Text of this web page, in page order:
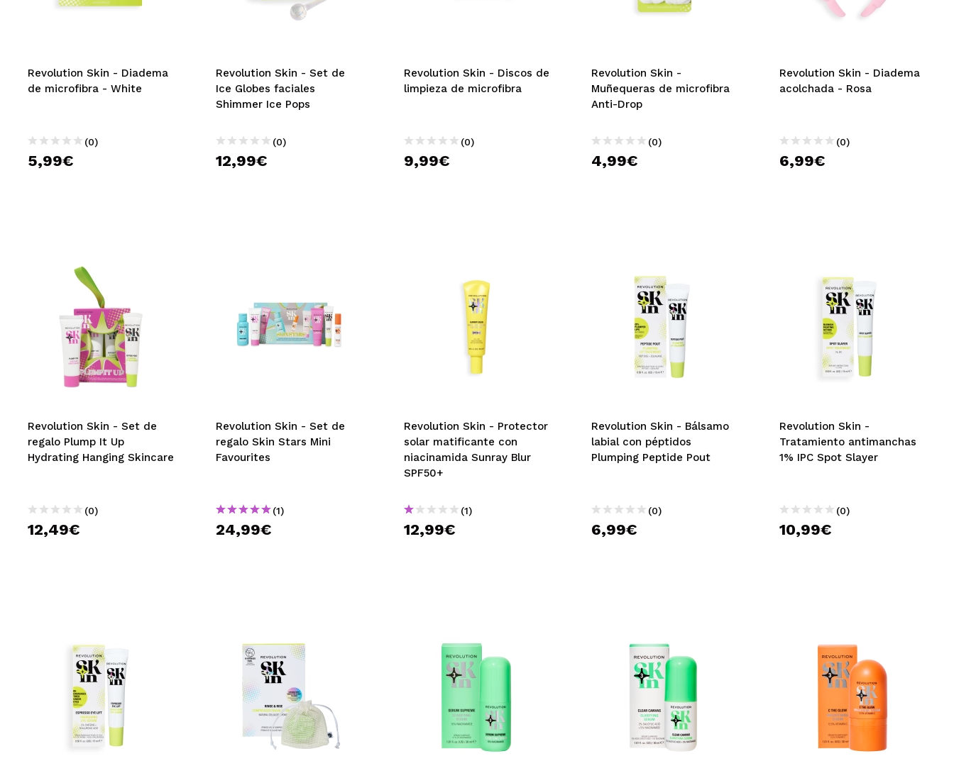
TRAVEL SIZE
OFERTAS
Revolution Skin - Diadema
de microfibra - White
(0)
5,99€
Revolution Skin - Set de
Ice Globes faciales
Shimmer Ice Pops
(0)
12,99€
Revolution Skin - Discos de
limpieza de microfibra
(0)
9,99€
Revolution Skin -
Muñequeras de microfibra
Anti-Drop
(0)
4,99€
Revolution Skin - Diadema
acolchada - Rosa
(0)
6,99€
Revolution Skin - Set de
regalo Plump It Up
Hydrating Hanging Skincare
(0)
12,49€
Revolution Skin - Set de
regalo Skin Stars Mini
Favourites
(1)
24,99€
Revolution Skin - Protector
solar matificante con
niacinamida Sunray Blur
SPF50+
(1)
12,99€
Revolution Skin - Bálsamo
labial con péptidos
Plumping Peptide Pout
(0)
6,99€
Revolution Skin -
Tratamiento antimanchas
1% IPC Spot Slayer
(0)
10,99€